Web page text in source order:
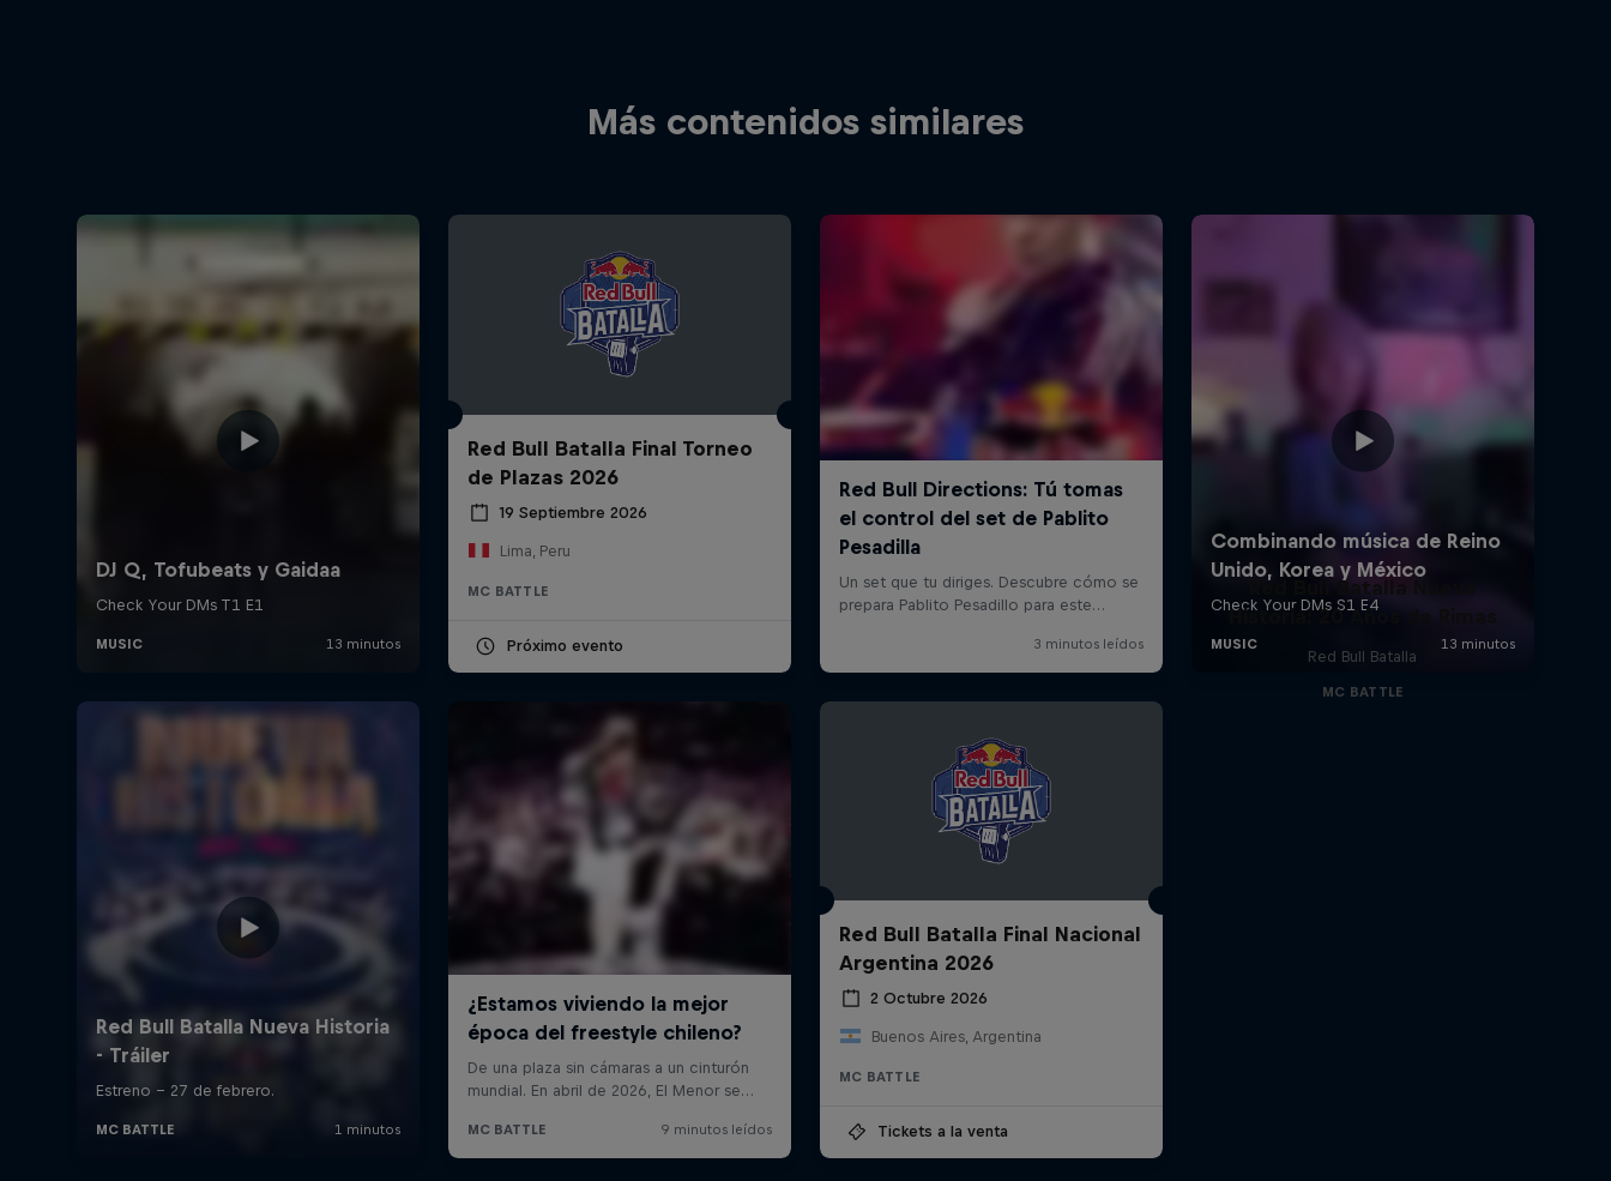
Más contenidos similares
Red Bull Batalla Final Torneo
de Plazas 2026
19 Septiembre 2026
Lima, Peru
MC BATTLE
Próximo evento
Red Bull Batalla Final Nacional
Argentina 2026
2 Octubre 2026
Buenos Aires, Argentina
MC BATTLE
Tickets a la venta
Red Bull Batalla Nueva
Historia: 20 Años de Rimas
Red Bull Batalla
MC BATTLE